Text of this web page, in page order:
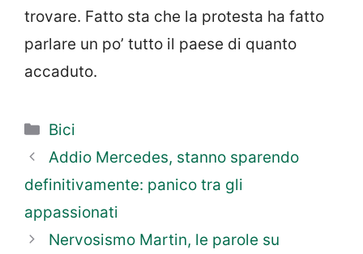
trovare. Fatto sta che la protesta ha fatto
parlare un po’ tutto il paese di quanto
accaduto.
Categorie
Bici
Addio Mercedes, stanno sparendo
definitivamente: panico tra gli
appassionati
Nervosismo Martin, le parole su